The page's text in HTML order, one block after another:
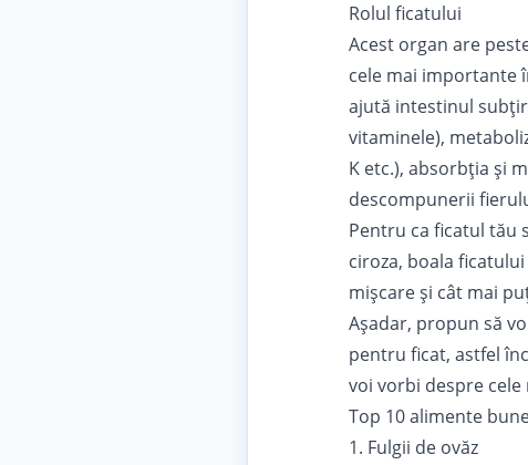
Rolul ficatului
Acest organ are
cele mai importante
ajută intestinul
vitaminele),
K etc.), absorbţia şi
descompunerii
Pentru ca ficatul tău
ciroza, boala ficatului
mişcare şi cât mai
Aşadar, propun să
pentru ficat, astfel
voi vorbi despre
Top 10 alimente
1. Fulgii de ovăz